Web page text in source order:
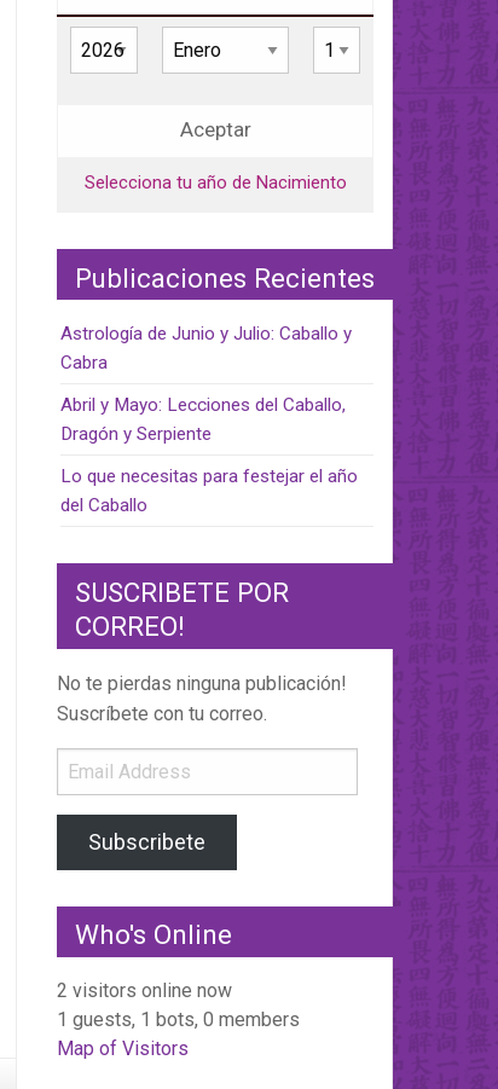
Aceptar
Selecciona tu año de Nacimiento
Publicaciones Recientes
Astrología de Junio y Julio: Caballo y
Cabra
Abril y Mayo: Lecciones del Caballo,
Dragón y Serpiente
Lo que necesitas para festejar el año
del Caballo
SUSCRIBETE POR
CORREO!
No te pierdas ninguna publicación!
Suscríbete con tu correo.
Email
Address
Subscribete
Who's Online
2 visitors online now
1 guests, 1 bots, 0 members
Map of Visitors